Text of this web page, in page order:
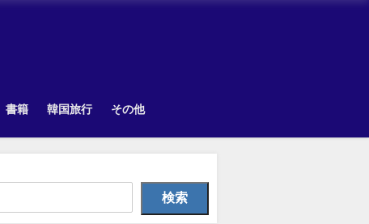
書籍 韓国旅行 その他
検索